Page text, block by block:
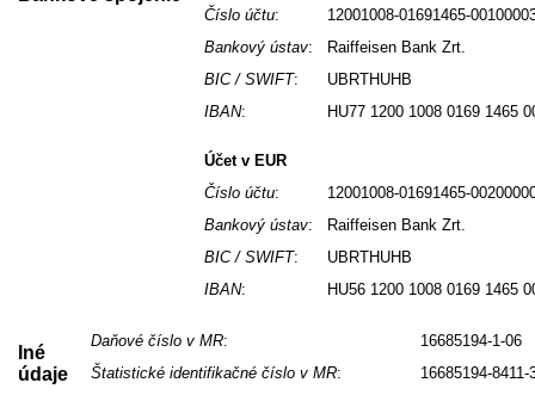
Číslo účtu:
12001008-01691465-
Bankový ústav:
Raiffeisen Bank Zrt.
BIC / SWIFT:
UBRTHUHB
IBAN: HU77 1200 1008 0169 1465
Účet v EUR
Číslo účtu:
12001008-01691465-
Bankový ústav:
Raiffeisen Bank Zrt.
BIC / SWIFT:
UBRTHUHB
IBAN: HU56 1200 1008 0169 1465
Iné
údaje
Daňové číslo v MR:
16685194-1-06
Štatistické identifikačné číslo v MR:
16685194-8411-